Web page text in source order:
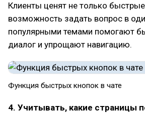
Клиенты ценят не только
возможность задать вопрос в
популярными темами помогают
диалог и упрощают навигацию.
Функция быстрых кнопок в чате
4. Учитывать, какие страницы